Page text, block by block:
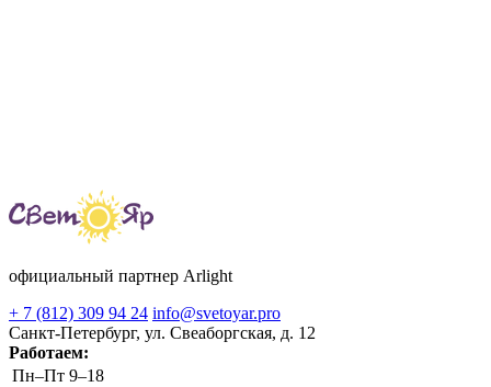
официальный партнер Arlight
+ 7 (812) 309 94 24 info@svetoyar.pro
Санкт-Петербург, ул. Свеаборгская, д. 12
Работаем:
Пн–Пт 9–18